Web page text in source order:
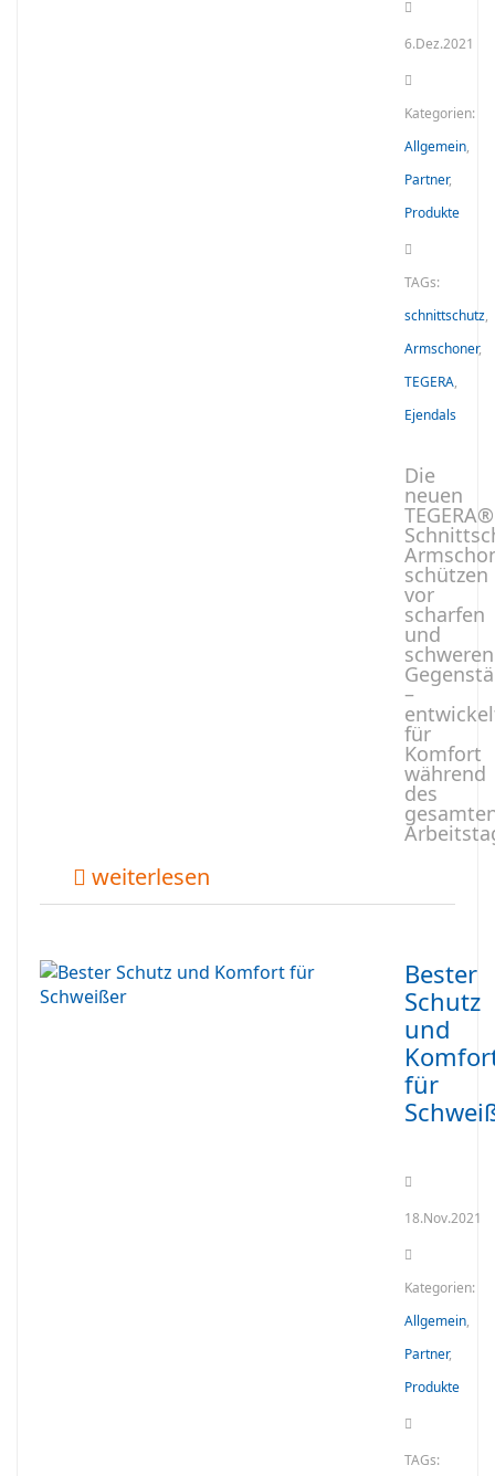
6.Dez.2021
Kategorien:
Allgemein,
Partner,
Produkte
TAGs:
schnittschutz,
Armschoner,
TEGERA,
Ejendals
Die
neuen
TEGERA®
schützen
vor
scharfen
und
schweren
–
für
Komfort
während
des
weiterlesen
Bester
Schutz
und
für
18.Nov.2021
Kategorien:
Allgemein,
Partner,
Produkte
TAGs: